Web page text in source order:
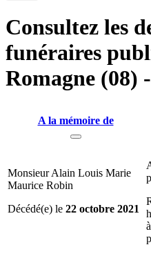
Consultez les
funéraires
Romagne (08)
A la mémoire de
Monsieur Alain Louis Marie
Maurice Robin
Décédé(e) le 22 octobre 2021